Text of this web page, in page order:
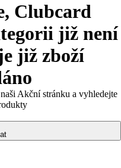
Clubcard
již není
již zboží
Akční stránku a vyhledejte